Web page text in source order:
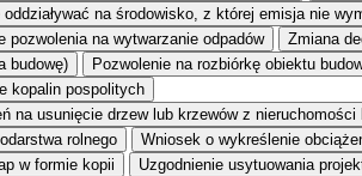
na środowisko, z której emisja nie
pozwolenia na wytwarzanie odpadów
Zmiana
budowę)
Pozwolenie na rozbiórkę obiektu
kopalin pospolitych
na usunięcie drzew lub krzewów z nieruchomości
rolnego
Wniosek o wykreślenie
w formie kopii
Uzgodnienie usytuowania